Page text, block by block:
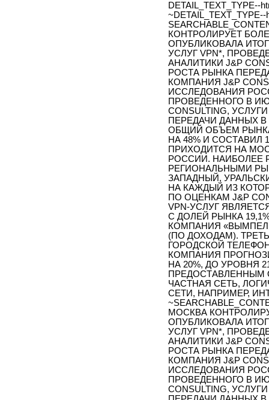
DETAIL_TEXT_TYPE--
~DETAIL_TEXT_TYPE--
КОНТРОЛИРУЕТ
ОПУБЛИКОВАЛА
УСЛУГ VPN*,
АНАЛИТИКИ J&P
РОСТА РЫНКА
КОМПАНИЯ J&P
ИССЛЕДОВАНИЯ
ПРОВЕДЕННОГО В
CONSULTING,
ПЕРЕДАЧИ ДАННЫХ В
ОБЩИЙ ОБЪЕМ РЫНКА
НА 48% И СОСТАВИЛ
ПРИХОДИТСЯ НА
РОССИИ. НАИБОЛЕЕ
РЕГИОНАЛЬНЫМИ
ЗАПАДНЫЙ,
НА КАЖДЫЙ ИЗ
ПО ОЦЕНКАМ J&P
VPN-УСЛУГ
С ДОЛЕЙ РЫНКА
КОМПАНИЯ
(ПО ДОХОДАМ).
ГОРОДСКОЙ
КОМПАНИЯ
НА 20%, ДО УРОВНЯ
ПРЕДОСТАВЛЕННЫМ
ЧАСТНАЯ СЕТЬ,
СЕТИ, НАПРИМЕР,
МОСКВА
ОПУБЛИКОВАЛА
УСЛУГ VPN*,
АНАЛИТИКИ J&P
РОСТА РЫНКА
КОМПАНИЯ J&P
ИССЛЕДОВАНИЯ
ПРОВЕДЕННОГО В
CONSULTING,